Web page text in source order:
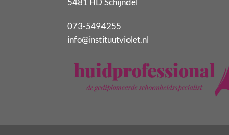
073-5494255
info@instituutviolet.nl